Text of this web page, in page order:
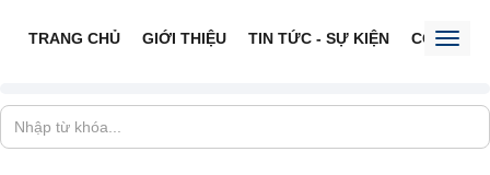
TRANG CHỦ GIỚI THIỆU TIN TỨC - SỰ KIỆN CỔNG